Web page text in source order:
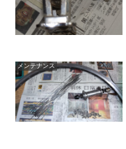
メンテナンス